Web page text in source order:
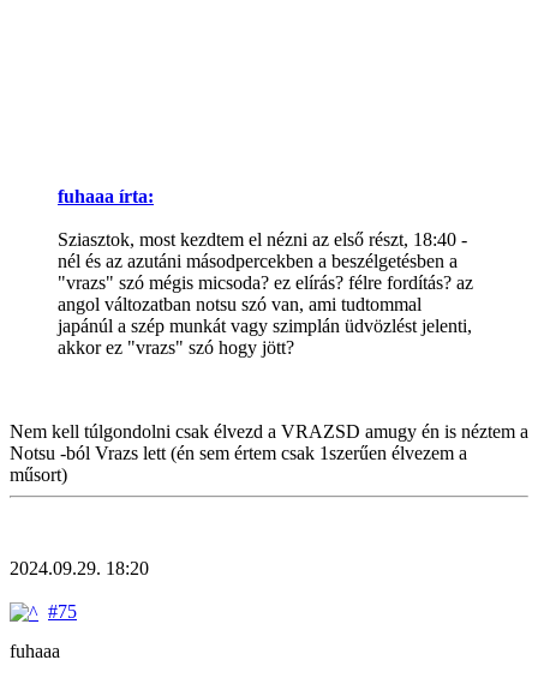
fuhaaa írta:
Sziasztok, most kezdtem el nézni az első részt, 18:40 -
nél és az azutáni másodpercekben a beszélgetésben a
"vrazs" szó mégis micsoda? ez elírás? félre fordítás? az
angol változatban notsu szó van, ami tudtommal
japánúl a szép munkát vagy szimplán üdvözlést jelenti,
akkor ez "vrazs" szó hogy jött?
Nem kell túlgondolni csak élvezd a VRAZSD amugy én is néztem a
Notsu -ból Vrazs lett (én sem értem csak 1szerűen élvezem a
műsort)
2024.09.29. 18:20
#75
fuhaaa